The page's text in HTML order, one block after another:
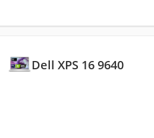
Dell XPS 16 9640